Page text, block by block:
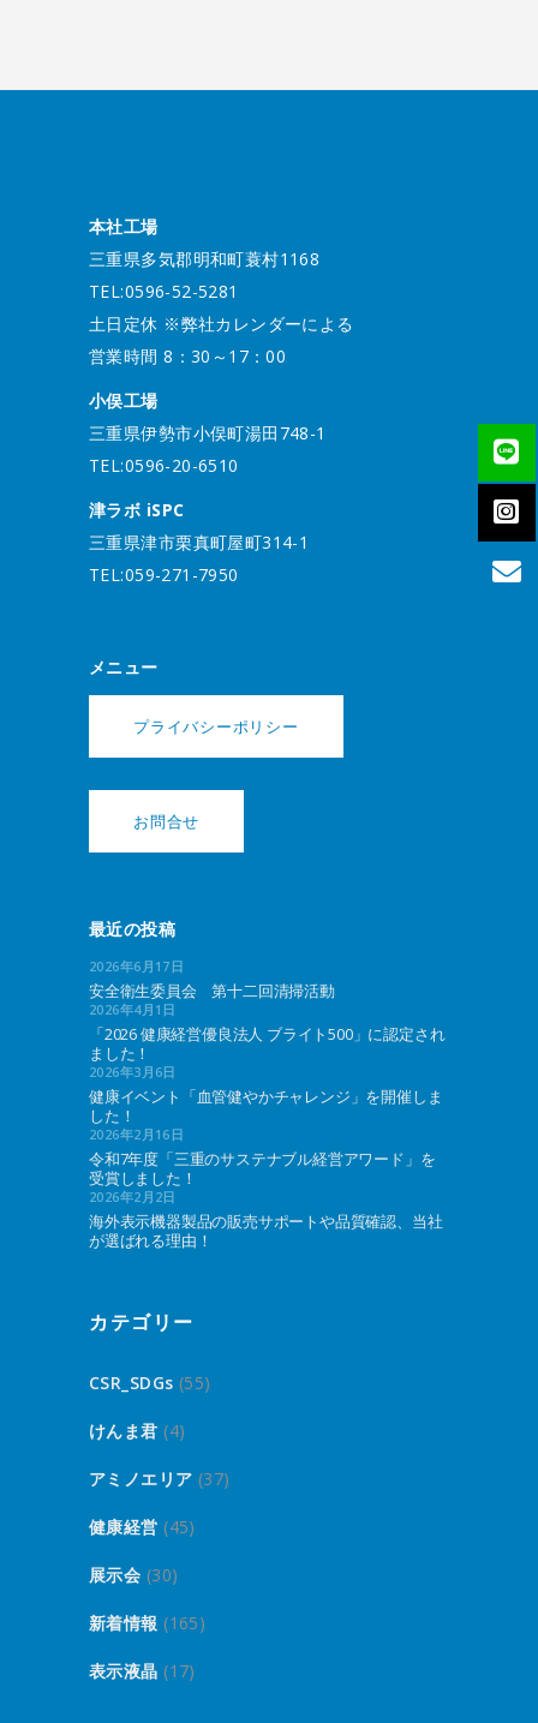
本社工場
三重県多気郡明和町蓑村1168
TEL:0596-52-5281
土日定休 ※弊社カレンダーによる
営業時間 8：30～17：00
小俣工場
三重県伊勢市小俣町湯田748-1
TEL:0596-20-6510
津ラボ iSPC
三重県津市栗真町屋町314-1
TEL:059-271-7950
メニュー
プライバシーポリシー
お問合せ
最近の投稿
2026年6月17日
安全衛生委員会 第十二回清掃活動
2026年4月1日
「2026 健康経営優良法人 ブライト500」に認定され
ました！
2026年3月6日
健康イベント「血管健やかチャレンジ」を開催しま
した！
2026年2月16日
令和7年度「三重のサステナブル経営アワード」を
受賞しました！
2026年2月2日
海外表示機器製品の販売サポートや品質確認、当社
が選ばれる理由！
カテゴリー
CSR_SDGs (55)
けんま君 (4)
アミノエリア (37)
健康経営 (45)
展示会 (30)
新着情報 (165)
表示液晶 (17)